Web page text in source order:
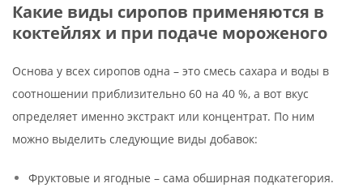
Какие виды сиропов применяются в
коктейлях и при подаче мороженого
Основа у всех сиропов одна – это смесь сахара и воды в
соотношении приблизительно 60 на 40 %, а вот вкус
определяет именно экстракт или концентрат. По ним
можно выделить следующие виды добавок:
Фруктовые и ягодные – сама обширная подкатегория.